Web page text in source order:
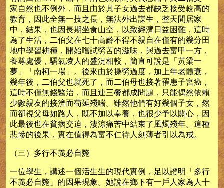
家自然也不例外，而且由於其子女過去都缺乏接受較高的
教育，因此全無一技之長，無法外出謀生，整天閒居家
中，結果，也因長期坐食山空，以致經濟日益困難，這時
為了生活，二伯父在七十高齡不得不親自在僅有的幾分田
地中學習耕種，開始嚐試勞苦的滋味，與過去富甲一方，
養尊處優，驕氣凌人的盛況相較，簡直可說是「黃梁一
夢」「南柯一場」。後來由於操勞過度，加上年老體衰，
幾年後，二伯父也就死了，而二伯母也接著罹患子宮癌，
這時不僅無錢醫治，而且連三餐都成問題，只能偶然依賴
少數親友的接濟而苟延殘喘。雖然他們有好幾個子女，然
而卻視父母如路人，既不加以奉養，也很少予以關心，因
此最後也在貧病交迫，淒涼痛苦中結束了風燭殘年。這種
悲慘的後果，實在值得為富不仁待人刻薄者引以為戒。
（三）多行不義必自斃
一位學生，講述一個活生生的現代實例，足以證明「多行
不義必自斃」的因果現象。她說在鄉下有一戶人家為人十